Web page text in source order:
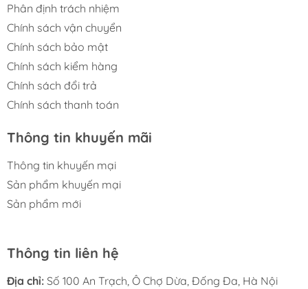
Phân định trách nhiệm
Chính sách vận chuyển
Chính sách bảo mật
Chính sách kiểm hàng
Chính sách đổi trả
Chính sách thanh toán
Thông tin khuyến mãi
Thông tin khuyến mại
Sản phẩm khuyến mại
Sản phẩm mới
Thông tin liên hệ
Địa chỉ: Số 100 An Trạch, Ô Chợ Dừa, Đống Đa, Hà Nội